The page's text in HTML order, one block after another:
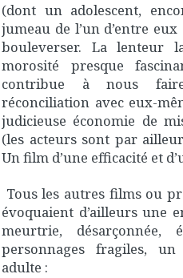
(dont un adolescent,
jumeau de l’un d’entre
bouleverser. La lenteur
morosité presque
contribue à nous
réconciliation avec eux-
judicieuse économie de
(les acteurs sont par
Un film d’une efficacité et
Tous les autres films ou
évoquaient d’ailleurs une
meurtrie, désarçonnée,
personnages fragiles,
adulte :